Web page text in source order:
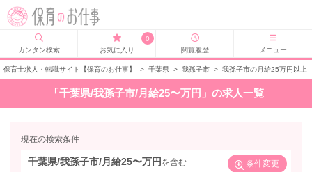
カンタン検索
0
お気に入り
閲覧履歴 メニュー
保育士求人・転職サイト【保育のお仕事】 > 千葉県 > 我孫子市 > 我孫子市の月給25万円以上
「千葉県/我孫子市/月給25〜万円」の求人一覧
現在の検索条件
千葉県/我孫子市/月給25〜万円 を含む 条件変更